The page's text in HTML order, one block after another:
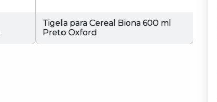
Tigela para Cereal Biona 600 ml
Preto Oxford